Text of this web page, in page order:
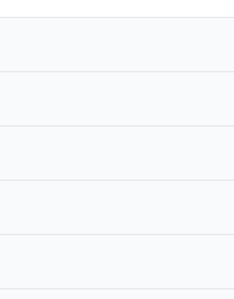
die sowohl zeitgemäß als auch langlebig ist – ein klarer Pluspunkt am Mietmarkt.